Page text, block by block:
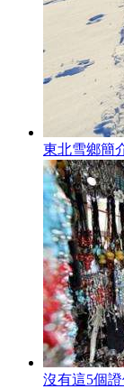
東北雪鄉簡
沒有這5個